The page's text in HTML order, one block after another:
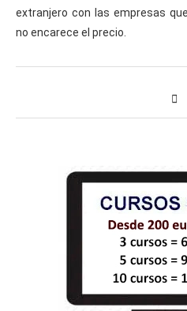
extranjero con las empresas
no encarece el precio.